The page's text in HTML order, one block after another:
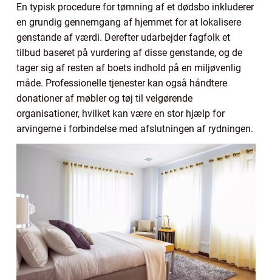
En typisk procedure for tømning af et dødsbo inkluderer
en grundig gennemgang af hjemmet for at lokalisere
genstande af værdi. Derefter udarbejder fagfolk et
tilbud baseret på vurdering af disse genstande, og de
tager sig af resten af boets indhold på en miljøvenlig
måde. Professionelle tjenester kan også håndtere
donationer af møbler og tøj til velgørende
organisationer, hvilket kan være en stor hjælp for
arvingerne i forbindelse med afslutningen af rydningen.